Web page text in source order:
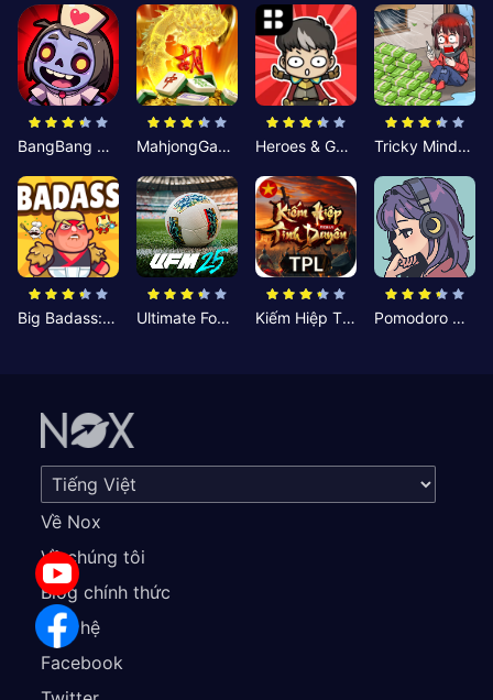
BangBang Zombies:Chiến Shelter MahjongGame Heroes & Gear? Yoink! Tricky Minds: Brainy Puzzle
Big Badass: Game AFK Idle RPG Ultimate Football Manager Kiếm Hiệp Tình Duyên Pomodoro Nhỏ: Giờ Tập Trung
Về Nox
Về chúng tôi
Blog chính thức
Liên hệ
Facebook